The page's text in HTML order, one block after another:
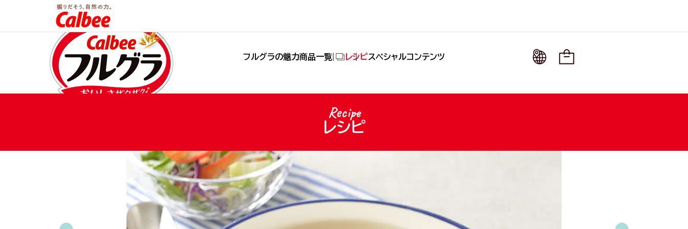
フルグラの魅力商品一覧 (別タブで開きます)
レシピスペシャルコンテンツ
Recipe
レシピ